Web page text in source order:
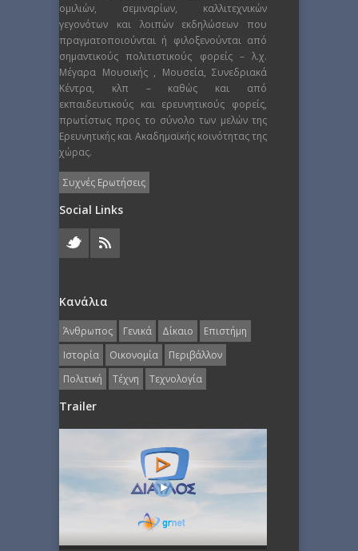
ομιλιών, σεμιναρίων, καλλιτεχνικών
γεγονότων και λοιπών εκδηλώσεων που
πραγματοποιούνται ή φιλοξενούνται από
σημαντικούς πολιτιστικούς φορείς – λ.χ.
Μέγαρα Μουσικής , Μουσεία, Συνεδριακά
Κέντρα, κλπ – καθώς και από
εκπαιδευτικούς και ερευνητικούς φορείς,
πρωτίστως προς το σύνολο των μελών της
Ερευνητικής και Ακαδημαϊκής κοινότητας της
χώρας.
Συχνές Ερωτήσεις
Social Links
Κανάλια
Άνθρωπος Γενικά Δίκαιο
Επιστήμη
Ιστορία
Οικονομία
Περιβάλλον
Πολιτική
Τέχνη Τεχνολογία
Trailer